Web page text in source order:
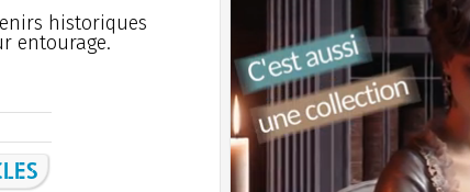
historiques
entourage.